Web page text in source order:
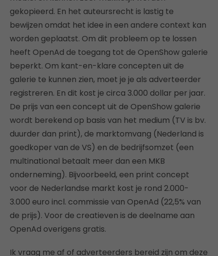
gekopieerd. En het auteursrecht is lastig te
bewijzen omdat het idee in een andere context kan
worden geplaatst. Om dit probleem op te lossen
heeft OpenAd de toegang tot de OpenShow galerie
beperkt. Om kant-en-klare concepten uit de
galerie te kunnen zien, moet je je als adverteerder
registreren. En dit kost je circa 3.000 dollar per jaar.
De prijs van een concept uit de OpenShow galerie
wordt berekend op basis van het medium (TV is bv.
duurder dan print), de marktomvang (Nederland is
goedkoper van de VS) en de bedrijfsomzet (een
multinational betaalt meer dan een MKB
onderneming). Bijvoorbeeld, een print concept
voor de Nederlandse markt kost je rond 2.000-
3.000 euro incl. commissie van OpenAd (22,5% van
de prijs). Voor de creatieven is de deelname aan
OpenAd overigens gratis.
Ik vraag me af of adverteerders bereid zijn om deze